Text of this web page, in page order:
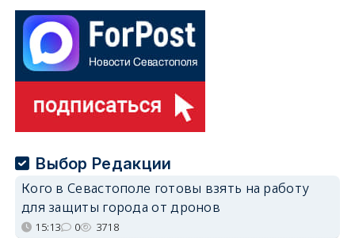
Выбор Редакции
Кого в Севастополе готовы взять на работу
для защиты города от дронов
15:13 0 3718